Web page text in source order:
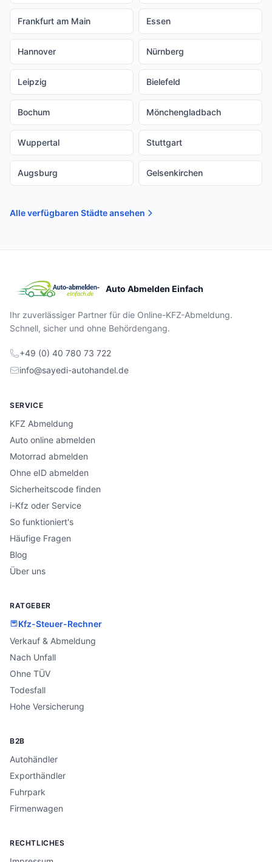
Frankfurt am Main Essen
Hannover Nürnberg
Leipzig Bielefeld
Bochum Mönchengladbach
Wuppertal Stuttgart
Augsburg Gelsenkirchen
Alle verfügbaren Städte ansehen
Auto Abmelden Einfach
Ihr zuverlässiger Partner für die Online-KFZ-Abmeldung.
Schnell, sicher und ohne Behördengang.
+49 (0) 40 780 73 722
info@sayedi-autohandel.de
SERVICE
KFZ Abmeldung
Auto online abmelden
Motorrad abmelden
Ohne eID abmelden
Sicherheitscode finden
i-Kfz oder Service
So funktioniert's
Häufige Fragen
Blog
Über uns
RATGEBER
Kfz-Steuer-Rechner
Verkauf & Abmeldung
Nach Unfall
Ohne TÜV
Todesfall
Hohe Versicherung
B2B
Autohändler
Exporthändler
Fuhrpark
Firmenwagen
RECHTLICHES